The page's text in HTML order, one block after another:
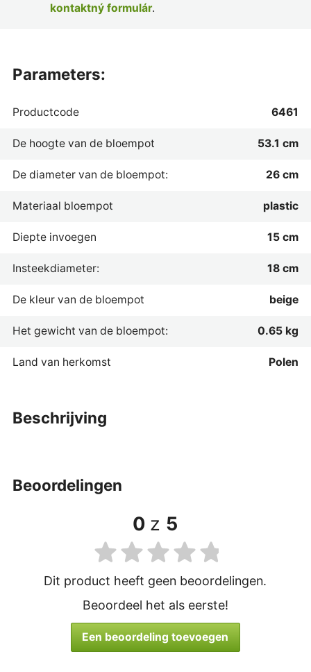
kontaktný formulár.
beschrijving
parameters:
Productcode 6461
De hoogte van de bloempot 53.1 cm
De diameter van de bloempot: 26 cm
Materiaal bloempot plastic
Diepte invoegen 15 cm
Insteekdiameter: 18 cm
De kleur van de bloempot beige
Het gewicht van de bloempot: 0.65 kg
Land van herkomst Polen
beoordelingen
0 z 5
Dit product heeft geen beoordelingen.
Beoordeel het als eerste!
Een beoordeling toevoegen